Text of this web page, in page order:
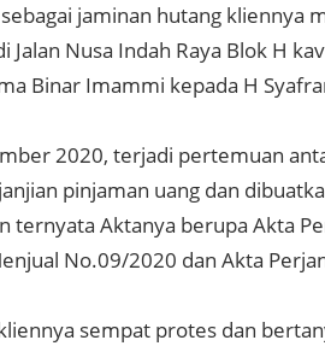
jaminan hutang kliennya
Jalan Nusa Indah Raya Blok H
Binar Imammi kepada H
2020, terjadi pertemuan
pinjaman uang dan
ternyata Aktanya berupa Akta
No.09/2020 dan Akta
sempat protes dan